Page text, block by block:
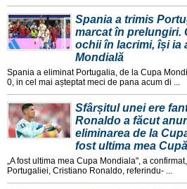
Spania a trimis
marcat în prelungiri.
ochii în lacrimi, își ia
Mondială
Spania a eliminat Portugalia, de la Cupa
0, in cel mai așteptat meci de pana acum di ...
Sfârșitul unei ere
Ronaldo a făcut
eliminarea de la
fost ultima mea
„A fost ultima mea Cupa Mondiala", a
Portugaliei, Cristiano Ronaldo, referindu- ...